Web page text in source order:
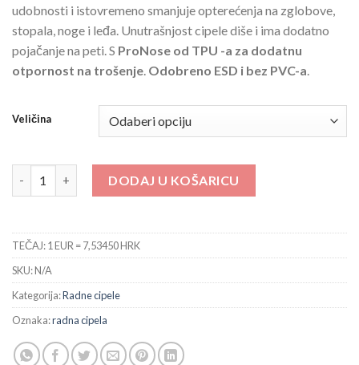
udobnosti i istovremeno smanjuje opterećenja na zglobove,
stopala, noge i leđa. Unutrašnjost cipele diše i ima dodatno
pojačanje na peti. S ProNose od TPU -a za dodatnu
otpornost na trošenje. Odobreno ESD i bez PVC-a.
Veličina
DODAJ U KOŠARICU
TEČAJ: 1 EUR = 7,53450 HRK
SKU:N/A
Kategorija:Radne cipele
Oznaka:radna cipela